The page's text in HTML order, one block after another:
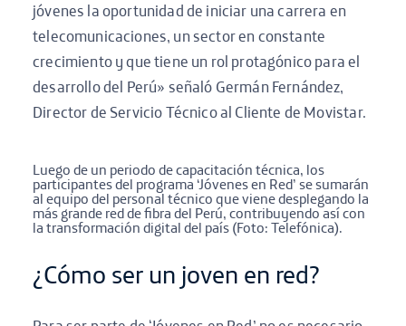
jóvenes la oportunidad de iniciar una carrera en
telecomunicaciones, un sector en constante
crecimiento y que tiene un rol protagónico para el
desarrollo del Perú» señaló Germán Fernández,
Director de Servicio Técnico al Cliente de Movistar.
Luego de un periodo de capacitación técnica, los
participantes del programa ‘Jóvenes en Red’ se sumarán
al equipo del personal técnico que viene desplegando la
más grande red de fibra del Perú, contribuyendo así con
la transformación digital del país (Foto: Telefónica).
¿Cómo ser un joven en red?